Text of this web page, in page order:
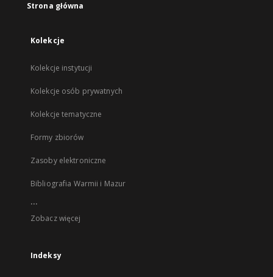
Strona główna
Kolekcje
Kolekcje instytucji
Kolekcje osób prywatnych
Kolekcje tematyczne
Formy zbiorów
Zasoby elektroniczne
Bibliografia Warmii i Mazur
...
Zobacz więcej
Indeksy